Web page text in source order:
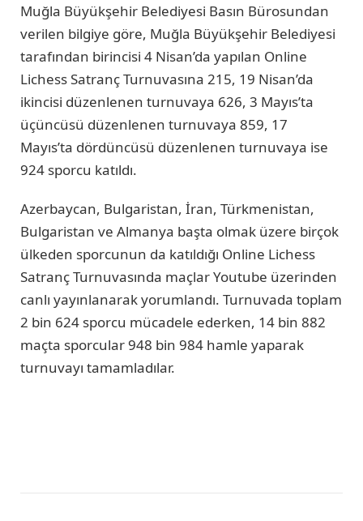
Muğla Büyükşehir Belediyesi Basın Bürosundan
verilen bilgiye göre, Muğla Büyükşehir Belediyesi
tarafından birincisi 4 Nisan’da yapılan Online
Lichess Satranç Turnuvasına 215, 19 Nisan’da
ikincisi düzenlenen turnuvaya 626, 3 Mayıs’ta
üçüncüsü düzenlenen turnuvaya 859, 17
Mayıs’ta dördüncüsü düzenlenen turnuvaya ise
924 sporcu katıldı.
Azerbaycan, Bulgaristan, İran, Türkmenistan,
Bulgaristan ve Almanya başta olmak üzere birçok
ülkeden sporcunun da katıldığı Online Lichess
Satranç Turnuvasında maçlar Youtube üzerinden
canlı yayınlanarak yorumlandı. Turnuvada toplam
2 bin 624 sporcu mücadele ederken, 14 bin 882
maçta sporcular 948 bin 984 hamle yaparak
turnuvayı tamamladılar.